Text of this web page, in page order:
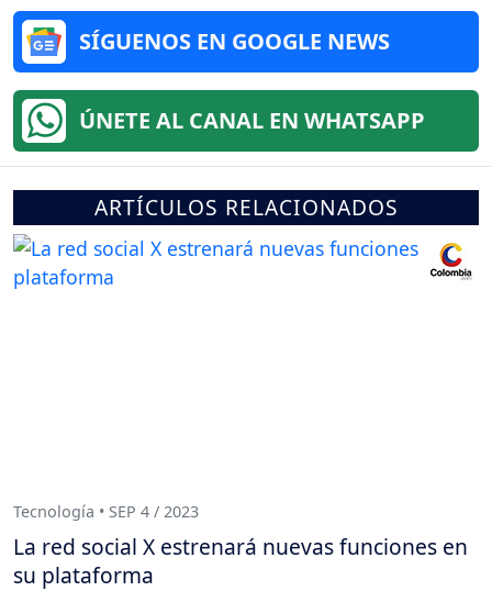
SÍGUENOS EN GOOGLE NEWS
ÚNETE AL CANAL EN WHATSAPP
ARTÍCULOS RELACIONADOS
Tecnología • SEP 4 / 2023
La red social X estrenará nuevas funciones en
su plataforma